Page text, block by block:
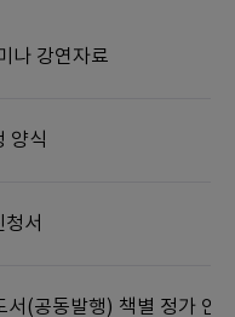
나 강연자료
양식
서
서(공동발행) 책별 정가 안